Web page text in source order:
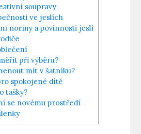
soupravy
ve jeslích
normy a povinnosti jeslí
při výběru?
mít v šatníku?
spokojené dítě
tašky?
se novému prostředí